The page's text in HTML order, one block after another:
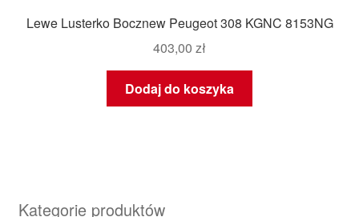
Lewe Lusterko Bocznew Peugeot 308 KGNC 8153NG
403,00 zł
Dodaj do koszyka
Kategorie produktów